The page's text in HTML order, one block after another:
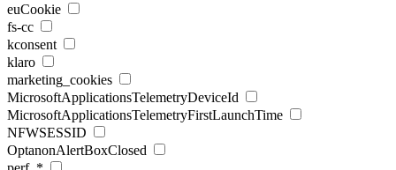
euCookie
fs-cc
kconsent
klaro
marketing_cookies
MicrosoftApplicationsTelemetryDeviceId
MicrosoftApplicationsTelemetryFirstLaunchTime
NFWSESSID
OptanonAlertBoxClosed